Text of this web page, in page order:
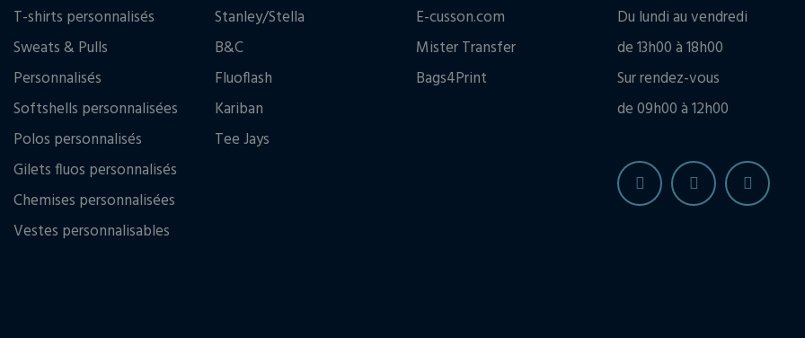
T-shirts personnalisés
Sweats & Pulls
Personnalisés
Softshells personnalisées
Polos personnalisés
Gilets fluos personnalisés
Chemises personnalisées
Vestes personnalisables
Stanley/Stella
B&C
Fluoflash
Kariban
Tee Jays
E-cusson.com
Mister Transfer
Bags4Print
Du lundi au vendredi
de 13h00 à 18h00
Sur rendez-vous
de 09h00 à 12h00